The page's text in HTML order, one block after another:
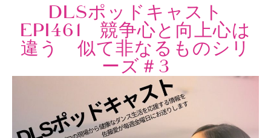
DLSポッドキャスト
EPI461 競争心と向上心は
違う 似て非なるものシリ
ーズ＃3